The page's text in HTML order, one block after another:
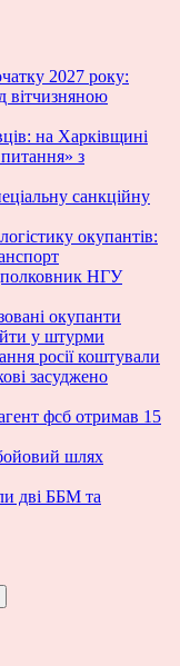
2027 року:
вітчизняною
на Харківщині
з
санкційну
окупантів:
НГУ
окупанти
у штурми
росії коштували
засуджено
фсб отримав 15
шлях
дві ББМ та